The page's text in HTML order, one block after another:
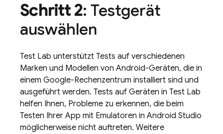
Schritt 2: Testgerät
auswählen
Test Lab unterstützt Tests auf verschiedenen
Marken und Modellen von Android-Geräten, die in
einem Google-Rechenzentrum installiert sind und
ausgeführt werden. Tests auf Geräten in Test Lab
helfen Ihnen, Probleme zu erkennen, die beim
Testen Ihrer App mit Emulatoren in Android Studio
möglicherweise nicht auftreten. Weitere